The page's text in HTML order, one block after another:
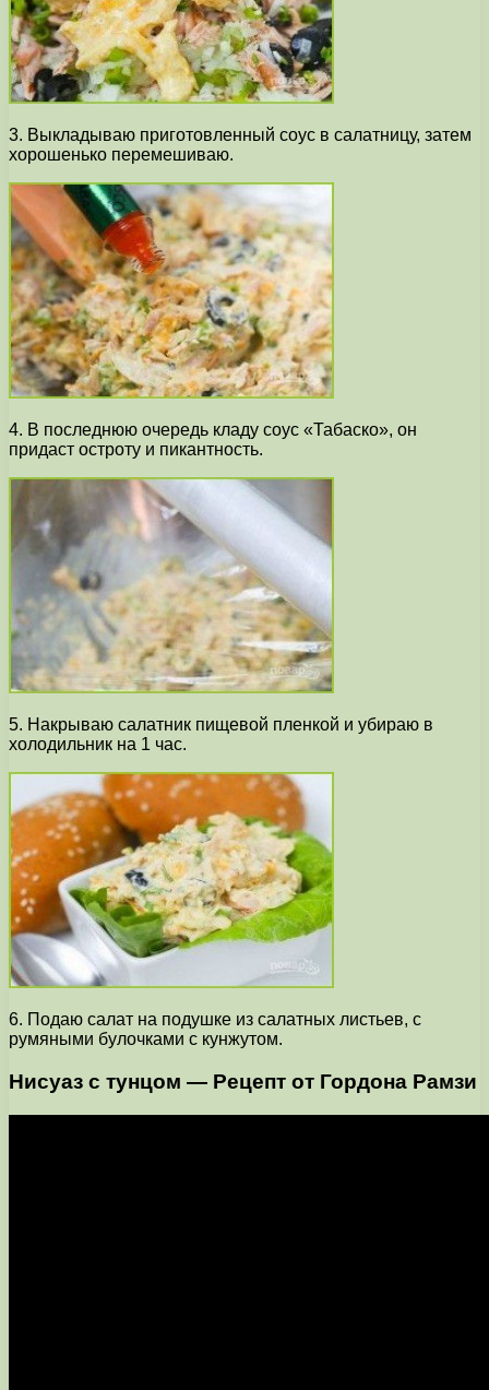
3. Выкладываю приготовленный соус в салатницу, затем
хорошенько перемешиваю.
4. В последнюю очередь кладу соус «Табаско», он
придаст остроту и пикантность.
5. Накрываю салатник пищевой пленкой и убираю в
холодильник на 1 час.
6. Подаю салат на подушке из салатных листьев, с
румяными булочками с кунжутом.
Нисуаз с тунцом — Рецепт от Гордона Рамзи